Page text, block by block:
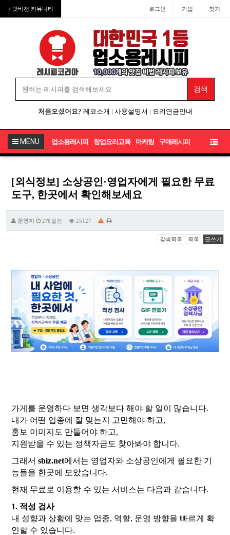
+ 맛비전 커뮤니티 로그인 가입 찾기
처음오셨어요? 레코소개 | 사용설명서 | 요리연금안내
MENU 업소용레시피 창업요리교육 마케팅 구매레시피
[외식정보] 소상공인·영업자에게 필요한 무료
도구, 한곳에서 확인해보세요
운영자 2개월전 25127
검색목록 목록 글쓰기
가게를 운영하다 보면 생각보다 해야 할 일이 많습니다.
내가 어떤 업종에 잘 맞는지 고민해야 하고,
홍보 이미지도 만들어야 하고,
지원받을 수 있는 정책자금도 찾아봐야 합니다.
그래서 sbiz.net에서는 영업자와 소상공인에게 필요한 기
능들을 한곳에 모았습니다.
현재 무료로 이용할 수 있는 서비스는 다음과 같습니다.
1. 적성 검사
내 성향과 상황에 맞는 업종, 역할, 운영 방향을 빠르게 확
인할 수 있습니다.